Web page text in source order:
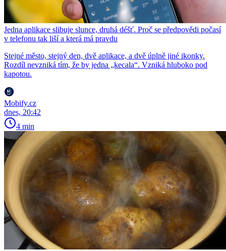
Jedna aplikace slibuje slunce, druhá déšť. Proč se předpovědi počasí
v telefonu tak liší a která má pravdu
Stejné město, stejný den, dvě aplikace, a dvě úplně jiné ikonky.
Rozdíl nevzniká tím, že by jedna „kecala“. Vzniká hluboko pod
kapotou.
Mobify.cz
dnes, 20:42
4 min